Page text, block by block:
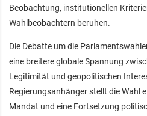
Beobachtung, institutionellen
Wahlbeobachtern beruhen.
Die Debatte um die
eine breitere globale Spannung
Legitimität und geopolitischen
Regierungsanhänger stellt die Wahl
Mandat und eine Fortsetzung